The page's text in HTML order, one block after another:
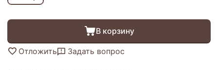
В корзину
Отложить Задать вопрос